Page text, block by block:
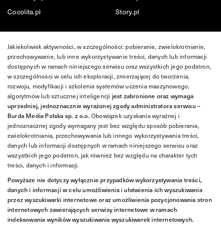
Cocolita.pl
Story.pl
Jakiekolwiek aktywności, w szczególności: pobieranie, zwielokrotnianie,
przechowywanie, lub inne wykorzystywanie treści, danych lub informacji
dostępnych w ramach niniejszego serwisu oraz wszystkich jego podstron,
w szczególności w celu ich eksploracji, zmierzającej do tworzenia,
rozwoju, modyfikacji i szkolenia systemów uczenia maszynowego,
algorytmów lub sztucznej inteligencji jest zabronione oraz wymaga
uprzedniej, jednoznacznie wyrażonej zgody administratora serwisu –
Burda Media Polska sp. z o.o.Obowiązek uzyskania wyraźnej i
jednoznacznej zgody wymagany jest bez względu sposób pobierania,
zwielokrotniania, przechowywania lub innego wykorzystywania treści,
danych lub informacji dostępnych w ramach niniejszego serwisu oraz
wszystkich jego podstron, jak również bez względu na charakter tych
treści, danych i informacji.
Powyższe nie dotyczy wyłącznie przypadków wykorzystywania treści,
danych i informacji w celu umożliwienia i ułatwienia ich wyszukiwania
przez wyszukiwarki internetowe oraz umożliwienia pozycjonowania stron
internetowych zawierających serwisy internetowe w ramach
indeksowania wyników wyszukiwania wyszukiwarek internetowych.